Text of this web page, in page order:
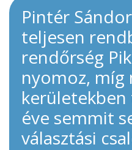
Pintér
teljesen
rendőrség
nyomoz, míg
éve semmit
választási